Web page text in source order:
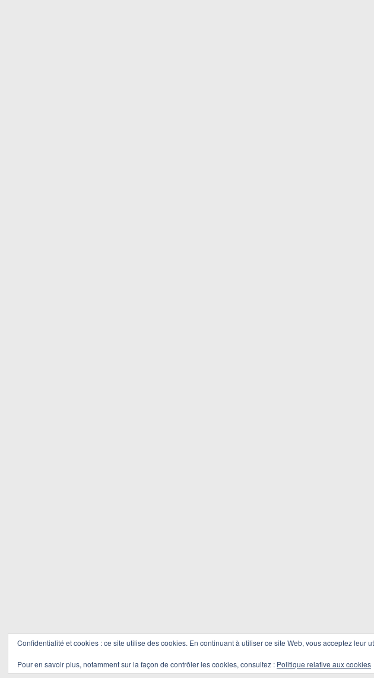
Confidentialité et cookies : ce site utilise des cookies. En continuant à utiliser ce site Web, vous acceptez leur
Pour en savoir plus, notamment sur la façon de contrôler les cookies, consultez : Politique relative aux cookies